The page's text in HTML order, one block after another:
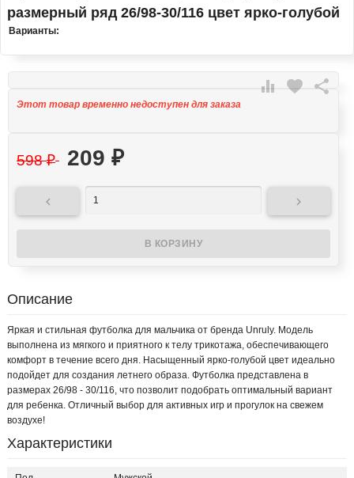
размерный ряд 26/98-30/116 цвет ярко-голубой
Варианты:
 favorite 
Этот товар временно недоступен для заказа
598₽ 209 ₽
 
Описание
Яркая и стильная футболка для мальчика от бренда Unruly. Модель
выполнена из мягкого и приятного к телу трикотажа, обеспечивающего
комфорт в течение всего дня. Насыщенный ярко-голубой цвет идеально
подойдет для создания летнего образа. Футболка представлена в
размерах 26/98 - 30/116, что позволит подобрать оптимальный вариант
для ребенка. Отличный выбор для активных игр и прогулок на свежем
воздухе!
Характеристики